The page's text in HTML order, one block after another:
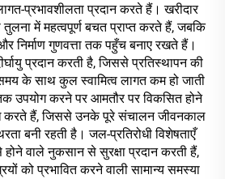
प्रभावशीलता प्रदान करते हैं। खरीदार
तुलना में महत्वपूर्ण बचत प्राप्त करते हैं, जबकि
निर्माण गुणवत्ता तक पहुँच बनाए रखते हैं।
प्रदान करती है, जिससे प्रतिस्थापन की
के साथ कुल स्वामित्व लागत कम हो जाती
उपयोग करने पर आमतौर पर विकसित होने
करते हैं, जिससे उनके पूरे संचालन जीवनकाल
बनी रहती है। जल-प्रतिरोधी विशेषताएँ
वाले नुकसान से सुरक्षा प्रदान करती हैं,
को प्रभावित करने वाली सामान्य समस्या